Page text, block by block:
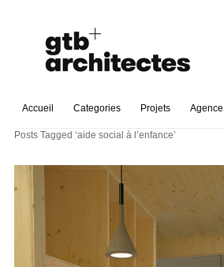
Accueil Categories Projets Agence
Posts Tagged ‘aide social à l’enfance’